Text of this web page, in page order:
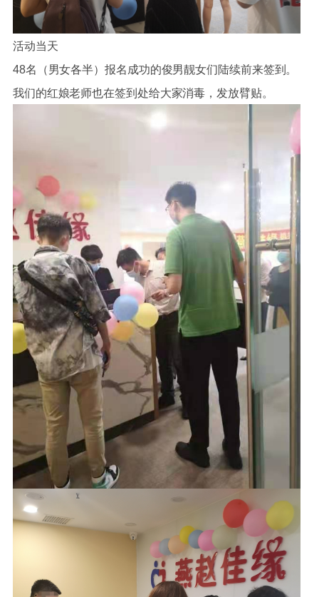
活动当天
48名（男女各半）报名成功的俊男靓女们陆续前来签到。
我们的红娘老师也在签到处给大家消毒，发放臂贴。